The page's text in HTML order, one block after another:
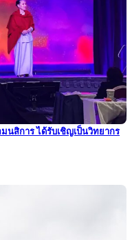
นสิการ ได้รับเชิญเป็นวิทยากร